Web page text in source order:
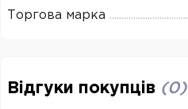
Торгова марка
Відгуки покупців (0)